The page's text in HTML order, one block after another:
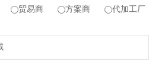
贸易商 方案商 代加工厂